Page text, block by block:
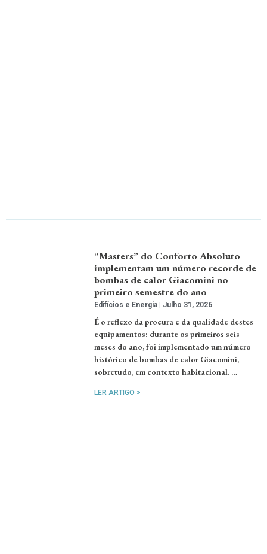
“Masters” do Conforto Absoluto
implementam um número recorde de
bombas de calor Giacomini no
primeiro semestre do ano
Edifícios e Energia Julho 31, 2026
É o reflexo da procura e da qualidade destes
equipamentos: durante os primeiros seis
meses do ano, foi implementado um número
histórico de bombas de calor Giacomini,
sobretudo, em contexto habitacional. …
LER ARTIGO >